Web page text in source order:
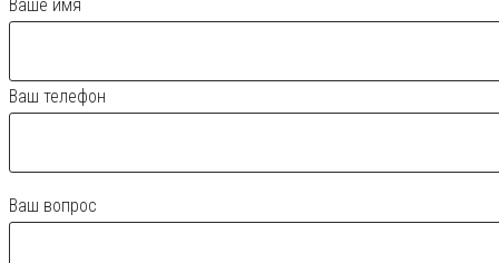
Ваше имя
Ваш телефон
Ваш вопрос